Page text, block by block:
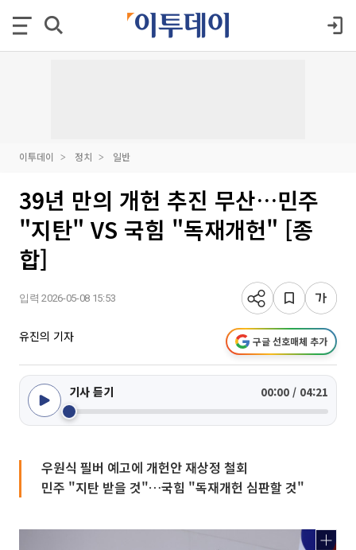
이투데이 정치 일반
39년 만의 개헌 추진 무산…민주
"지탄" VS 국힘 "독재개헌" [종
합]
입력 2026-05-08 15:53
유진의 기자 구글 선호매체 추가
기사 듣기 00:00 / 04:21
우원식 필버 예고에 개헌안 재상정 철회
민주 "지탄 받을 것"…국힘 "독재개헌 심판할 것"